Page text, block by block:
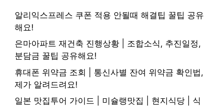
알리익스프레스 쿠폰 적용 안될때 해결팁 꿀팁 공유
해요!
은마아파트 재건축 진행상황 | 조합소식, 추진일정,
분담금 꿀팁 공유해요!
휴대폰 위약금 조회 | 통신사별 잔여 위약금 확인법,
제가 알려드려요!
일본 맛집투어 가이드 | 미슐랭맛집 | 현지식당 | 식